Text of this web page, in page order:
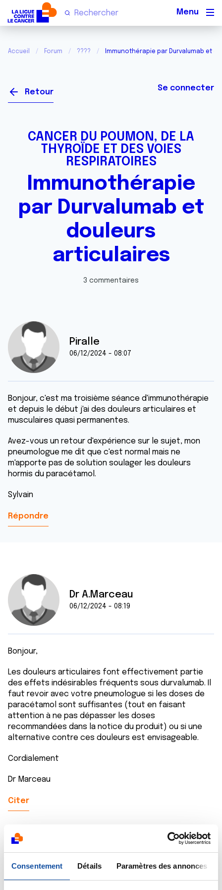
Consentement Détails Paramètres des annonces
Accueil Forum ???? Immunothérapie par Durvalumab et
Retour Se connecter
CANCER DU POUMON, DE LA
THYROÏDE ET DES VOIES
RESPIRATOIRES
Immunothérapie
par Durvalumab et
douleurs
articulaires
3 commentaires
Piralle
06/12/2024 - 08:07
Bonjour, c'est ma troisième séance d'immunothérapie
et depuis le début j'ai des douleurs articulaires et
musculaires quasi permanentes.
Avez-vous un retour d'expérience sur le sujet, mon
pneumologue me dit que c'est normal mais ne
m'apporte pas de solution soulager les douleurs
hormis du paracétamol.
Sylvain
Répondre
Dr A.Marceau
06/12/2024 - 08:19
Bonjour,
Les douleurs articulaires font effectivement partie
des effets indésirables fréquents sous durvalumab. Il
faut revoir avec votre pneumologue si les doses de
paracétamol sont suffisantes (tout en faisant
attention à ne pas dépasser les doses
recommandées dans la notice du produit) ou si une
alternative contre ces douleurs est envisageable.
Cordialement
Dr Marceau
Citer
Piralle